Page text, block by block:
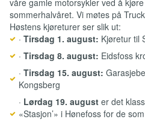
våre gamle motorsykler ved å
sommerhalvåret. Vi møtes på
Høstens kjøreturer ser slik ut:
· Tirsdag 1. august: Kjøretur til
· Tirsdag 8. august: Eidsfoss
· Tirsdag 15. august:
Kongsberg
· Lørdag 19. august er det
«Stasjon’» i Hønefoss for de